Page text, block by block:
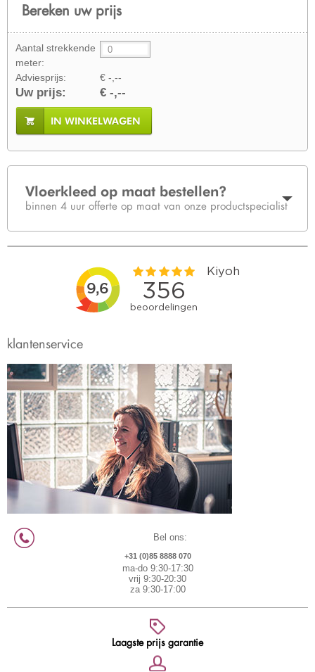
Bereken uw prijs
Aantal strekkende
meter:
Adviesprijs:
€ -,--
Uw prijs: € -,--
IN WINKELWAGEN
Vloerkleed op maat bestellen?
binnen 4 uur offerte op maat van onze productspecialist
klantenservice
Bel ons:
+31 (0)85 8888 070
ma-do 9:30-17:30
vrij 9:30-20:30
za 9:30-17:00
Laagste prijs garantie